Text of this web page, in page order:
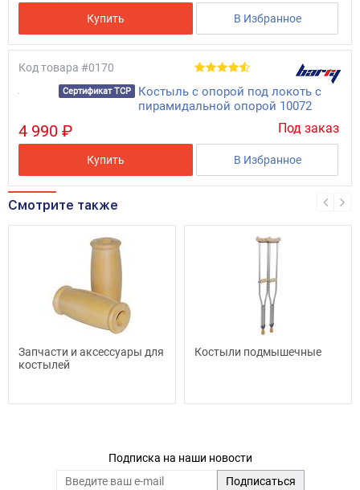
Купить В Избранное
Код товара #0170
Сертификат ТСР
Костыль с опорой под локоть с
пирамидальной опорой 10072
4 990 ₽ Под заказ
Купить В Избранное
Смотрите также
Запчасти и аксессуары для
костылей
Костыли подмышечные
Подписка на наши новости